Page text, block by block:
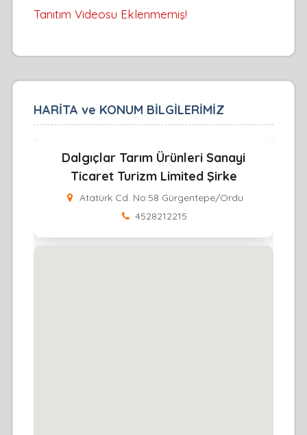
Tanıtım Videosu Eklenmemiş!
HARİTA ve KONUM BİLGİLERİMİZ
Dalgıçlar Tarım Ürünleri Sanayi
Ticaret Turizm Limited Şirke
Atatürk Cd. No:58 Gürgentepe/Ordu
4528212215